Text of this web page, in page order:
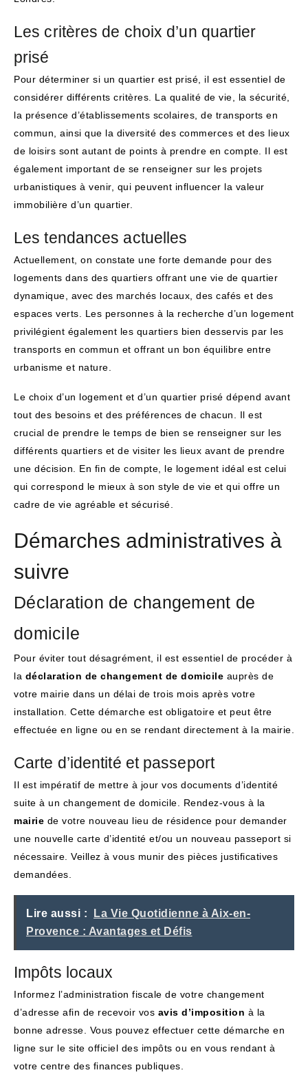
Les critères de choix d’un quartier
prisé
Pour déterminer si un quartier est prisé, il est essentiel de
considérer différents critères. La qualité de vie, la sécurité,
la présence d’établissements scolaires, de transports en
commun, ainsi que la diversité des commerces et des lieux
de loisirs sont autant de points à prendre en compte. Il est
également important de se renseigner sur les projets
urbanistiques à venir, qui peuvent influencer la valeur
immobilière d’un quartier.
Les tendances actuelles
Actuellement, on constate une forte demande pour des
logements dans des quartiers offrant une vie de quartier
dynamique, avec des marchés locaux, des cafés et des
espaces verts. Les personnes à la recherche d’un logement
privilégient également les quartiers bien desservis par les
transports en commun et offrant un bon équilibre entre
urbanisme et nature.
Le choix d’un logement et d’un quartier prisé dépend avant
tout des besoins et des préférences de chacun. Il est
crucial de prendre le temps de bien se renseigner sur les
différents quartiers et de visiter les lieux avant de prendre
une décision. En fin de compte, le logement idéal est celui
qui correspond le mieux à son style de vie et qui offre un
cadre de vie agréable et sécurisé.
Démarches administratives à
suivre
Déclaration de changement de
domicile
Pour éviter tout désagrément, il est essentiel de procéder à
la déclaration de changement de domicile auprès de
votre mairie dans un délai de trois mois après votre
installation. Cette démarche est obligatoire et peut être
effectuée en ligne ou en se rendant directement à la mairie.
Carte d’identité et passeport
Il est impératif de mettre à jour vos documents d’identité
suite à un changement de domicile. Rendez-vous à la
mairie de votre nouveau lieu de résidence pour demander
une nouvelle carte d’identité et/ou un nouveau passeport si
nécessaire. Veillez à vous munir des pièces justificatives
demandées.
Lire aussi :
La Vie Quotidienne à Aix-en-
Provence : Avantages et Défis
Impôts locaux
Informez l’administration fiscale de votre changement
d’adresse afin de recevoir vos avis d’imposition à la
bonne adresse. Vous pouvez effectuer cette démarche en
ligne sur le site officiel des impôts ou en vous rendant à
votre centre des finances publiques.